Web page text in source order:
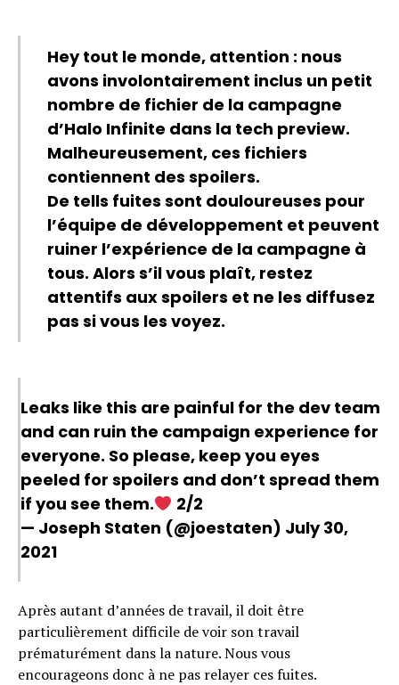
Hey tout le monde, attention : nous
avons involontairement inclus un petit
nombre de fichier de la campagne
d’Halo Infinite dans la tech preview.
Malheureusement, ces fichiers
contiennent des spoilers.
De tells fuites sont douloureuses pour
l’équipe de développement et peuvent
ruiner l’expérience de la campagne à
tous. Alors s’il vous plaît, restez
attentifs aux spoilers et ne les diffusez
pas si vous les voyez.
Leaks like this are painful for the dev team
and can ruin the campaign experience for
everyone. So please, keep you eyes
peeled for spoilers and don’t spread them
if you see them.
2/2
— Joseph Staten (@joestaten) July 30,
2021
Après autant d’années de travail, il doit être
particulièrement difficile de voir son travail
prématurément dans la nature. Nous vous
encourageons donc à ne pas relayer ces fuites.